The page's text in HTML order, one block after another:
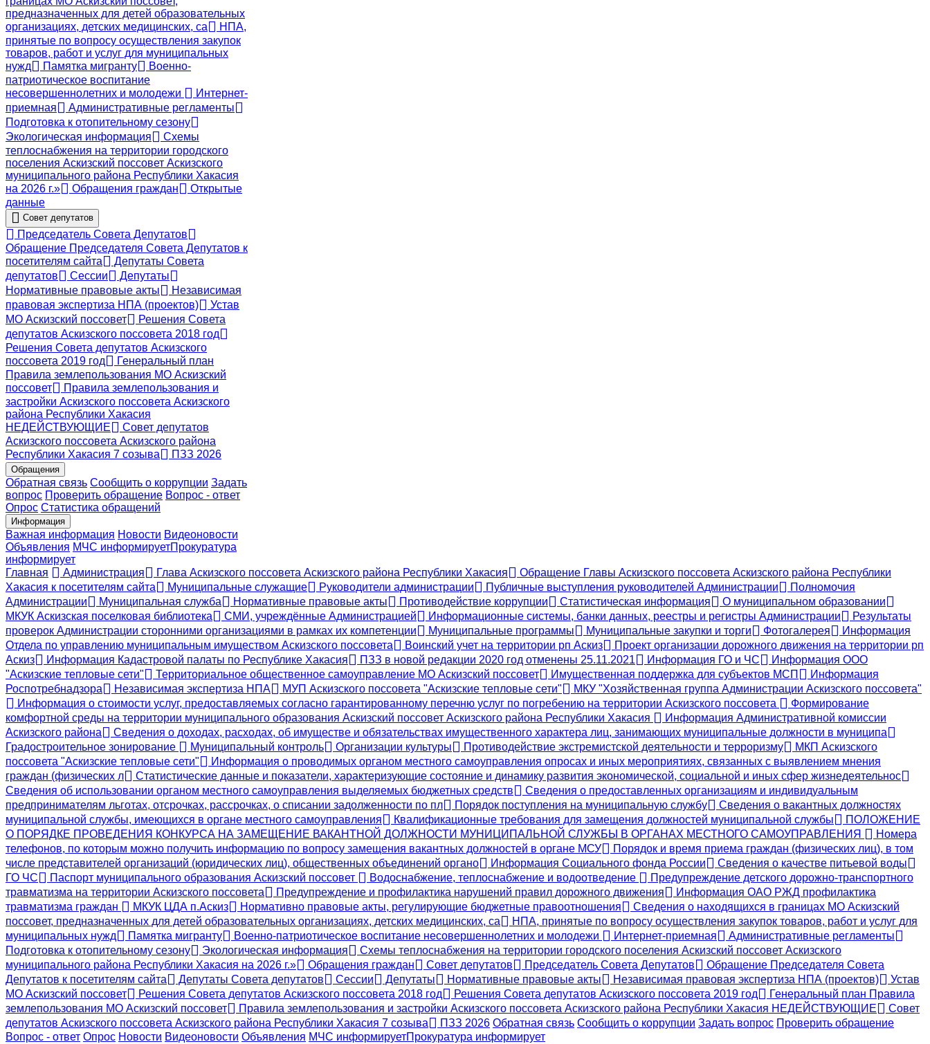
предназначенных для детей образовательных
организациях, детских медицинских, са
НПА,
принятые по вопросу осуществления закупок
товаров, работ и услуг для муниципальных
нужд
Памятка мигранту
Военно-
патриотическое воспитание
несовершеннолетних и молодежи
Интернет-
приемная
Административные регламенты
Подготовка к отопительному сезону
Экологическая информация
Схемы
теплоснабжения на территории городского
поселения Аскизский поссовет Аскизского
муниципального района Республики Хакасия
на 2026 г.»
Обращения граждан
Открытые
данные
Совет депутатов
Председатель Совета Депутатов
Обращение Председателя Совета Депутатов к
посетителям сайта
Депутаты Совета
депутатов
Сессии
Депутаты
Нормативные правовые акты
Независимая
правовая экспертиза НПА (проектов)
Устав
МО Аскизский поссовет
Решения Совета
депутатов Аскизского поссовета 2018 год
Решения Совета депутатов Аскизского
поссовета 2019 год
Генеральный план
Правила землепользования МО Аскизский
поссовет
Правила землепользования и
застройки Аскизского поссовета Аскизского
района Республики Хакасия
НЕДЕЙСТВУЮЩИЕ
Совет депутатов
Аскизского поссовета Аскизского района
Республики Хакасия 7 созыва
ПЗЗ 2026
Обращения
Обратная связь Сообщить о коррупции Задать
вопрос Проверить обращение Вопрос - ответ
Опрос Статистика обращений
Информация
Важная информация Новости Видеоновости
Объявления МЧС информируетПрокуратура
информирует
Главная
Администрация Глава Аскизского поссовета Аскизского района Республики Хакасия
Обращение Главы Аскизского поссовета Аскизского района Республики
Хакасия к посетителям сайта
Муниципальные служащие Руководители администрации Публичные выступления руководителей Администрации
Полномочия
Администрации
Муниципальная служба Нормативные правовые акты Противодействие коррупции Статистическая информация
О муниципальном образовании
МКУК Аскизская поселковая библиотека
СМИ, учреждённые Администрацией Информационные системы, банки данных, реестры и регистры Администрации
Результаты
проверок Администрации сторонними организациями в рамках их компетенции
Муниципальные программы Муниципальные закупки и торги Фотогалерея
Информация
Отдела по управлению муниципальным имуществом Аскизского поссовета
Воинский учет на территории рп Аскиз
Проект организации дорожного движения на территории рп
Аскиз
Информация Кадастровой палаты по Республике Хакасия ПЗЗ в новой редакции 2020 год отменены 25.11.2021 Информация ГО и ЧС
Информация ООО
"Аскизские тепловые сети"
Территориальное общественное самоуправление МО Аскизский поссовет Имущественная поддержка для субъектов МСП
Информация
Роспотребнадзора
Независимая экспертиза НПА МУП Аскизского поссовета "Аскизские тепловые сети"
МКУ "Хозяйственная группа Администрации Аскизского поссовета"
Информация о стоимости услуг, предоставляемых согласно гарантированному перечню услуг по погребению на территории Аскизского поссовета
Формирование
комфортной среды на территории муниципального образования Аскизский поссовет Аскизского района Республики Хакасия
Информация Административной комиссии
Аскизского района
Сведения о доходах, расходах, об имуществе и обязательствах имущественного характера лиц, занимающих муниципальные должности в муниципа
Градостроительное зонирование
Муниципальный контроль Организации культуры Противодействие экстремистской деятельности и терроризму
МКП Аскизского
поссовета "Аскизские тепловые сети"
Информация о проводимых органом местного самоуправления опросах и иных мероприятиях, связанных с выявлением мнения
граждан (физических л
Статистические данные и показатели, характеризующие состояние и динамику развития экономической, социальной и иных сфер жизнедеятельнос
Сведения об использовании органом местного самоуправления выделяемых бюджетных средств
Сведения о предоставленных организациям и индивидуальным
предпринимателям льготах, отсрочках, рассрочках, о списании задолженности по пл
Порядок поступления на муниципальную службу
Сведения о вакантных должностях
муниципальной службы, имеющихся в органе местного самоуправления
Квалификационные требования для замещения должностей муниципальной службы
ПОЛОЖЕНИЕ
О ПОРЯДКЕ ПРОВЕДЕНИЯ КОНКУРСА НА ЗАМЕЩЕНИЕ ВАКАНТНОЙ ДОЛЖНОСТИ МУНИЦИПАЛЬНОЙ СЛУЖБЫ В ОРГАНАХ МЕСТНОГО САМОУПРАВЛЕНИЯ
Номера
телефонов, по которым можно получить информацию по вопросу замещения вакантных должностей в органе МСУ
Порядок и время приема граждан (физических лиц), в том
числе представителей организаций (юридических лиц), общественных объединений органо
Информация Социального фонда России
Сведения о качестве питьевой воды
ГО ЧС
Паспорт муниципального образования Аскизский поссовет Водоснабжение, теплоснабжение и водоотведение
Предупреждение детского дорожно-транспортного
травматизма на территории Аскизского поссовета
Предупреждение и профилактика нарушений правил дорожного движения
Информация ОАО РЖД профилактика
травматизма граждан
МКУК ЦДА п.Аскиз Нормативно правовые акты, регулирующие бюджетные правоотношения
Сведения о находящихся в границах МО Аскизский
поссовет, предназначенных для детей образовательных организациях, детских медицинских, са
НПА, принятые по вопросу осуществления закупок товаров, работ и услуг для
муниципальных нужд
Памятка мигранту Военно-патриотическое воспитание несовершеннолетних и молодежи Интернет-приемная
Административные регламенты
Подготовка к отопительному сезону
Экологическая информация
Схемы теплоснабжения на территории городского поселения Аскизский поссовет Аскизского
муниципального района Республики Хакасия на 2026 г.»
Обращения граждан Совет депутатов Председатель Совета Депутатов
Обращение Председателя Совета
Депутатов к посетителям сайта
Депутаты Совета депутатов Сессии Депутаты Нормативные правовые акты Независимая правовая экспертиза НПА (проектов)
Устав
МО Аскизский поссовет
Решения Совета депутатов Аскизского поссовета 2018 год Решения Совета депутатов Аскизского поссовета 2019 год
Генеральный план Правила
землепользования МО Аскизский поссовет
Правила землепользования и застройки Аскизского поссовета Аскизского района Республики Хакасия НЕДЕЙСТВУЮЩИЕ
Совет
депутатов Аскизского поссовета Аскизского района Республики Хакасия 7 созыва
ПЗЗ 2026 Обратная связь Сообщить о коррупции Задать вопрос Проверить обращение
Вопрос - ответ Опрос Новости Видеоновости Объявления МЧС информируетПрокуратура информирует